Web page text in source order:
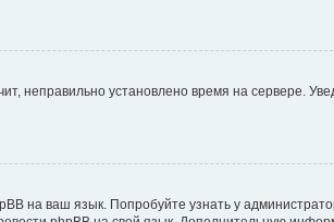
неправильно установлено время на сервере.
на ваш язык. Попробуйте узнать у